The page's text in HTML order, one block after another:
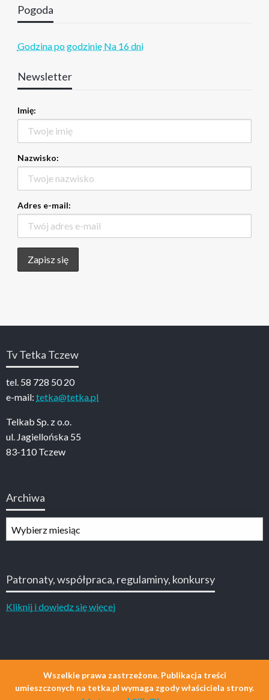
Pogoda
Godzina po godzinie Na 16 dni
Newsletter
Imię:
Nazwisko:
Adres e-mail:
Tv Tetka Tczew
tel. 58 728 50 20
e-mail: tetka@tetka.pl
Telkab Sp. z o.o.
ul. Jagiellońska 55
83-110 Tczew
Archiwa
Patronaty, współpraca, regulaminy, konkursy
Kliknij i dowiedz się więcej
Wszelkie prawa zastrzeżone. Publikacja treści
umieszczonych na tetka.pl wymaga zgody właściciela strony.